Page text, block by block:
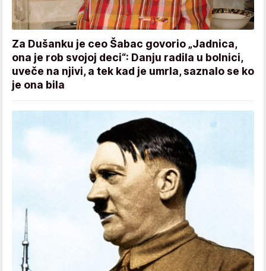
Za Dušanku je ceo Šabac govorio „Jadnica,
ona je rob svojoj deci“: Danju radila u bolnici,
uveče na njivi, a tek kad je umrla, saznalo se ko
je ona bila